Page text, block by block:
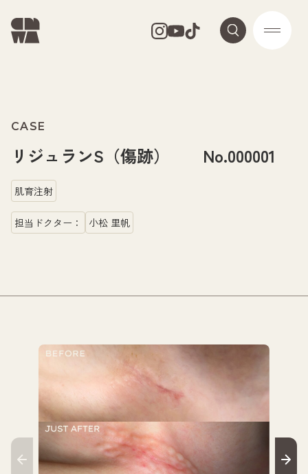
CASE
リジュランS（傷跡） No.000001
肌育注射
担当ドクター： 小松 里帆